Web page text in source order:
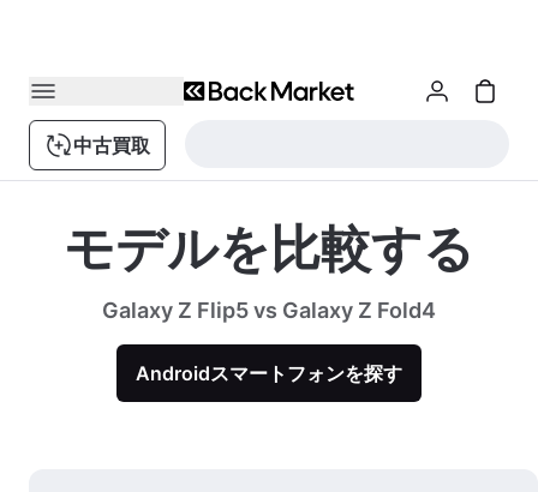
中古買取
モデルを比較する
Galaxy Z Flip5 vs Galaxy Z Fold4
Androidスマートフォンを探す